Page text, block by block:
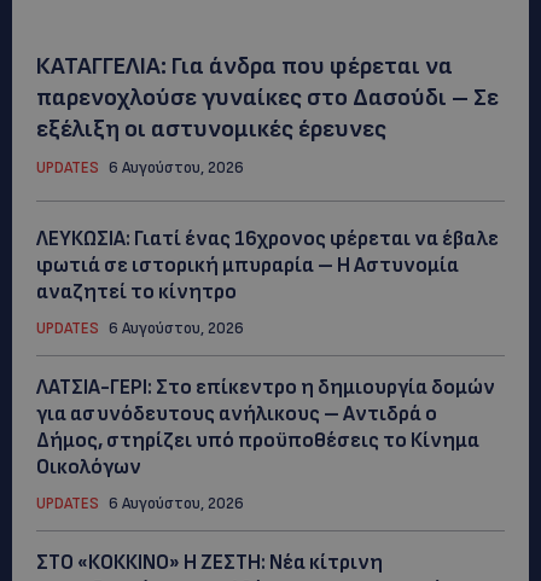
ΚΑΤΑΓΓΕΛΙΑ: Για άνδρα που φέρεται να
παρενοχλούσε γυναίκες στο Δασούδι – Σε
εξέλιξη οι αστυνομικές έρευνες
UPDATES 6 Αυγούστου, 2026
ΛΕΥΚΩΣΙΑ: Γιατί ένας 16χρονος φέρεται να έβαλε
φωτιά σε ιστορική μπυραρία – Η Αστυνομία
αναζητεί το κίνητρο
UPDATES 6 Αυγούστου, 2026
ΛΑΤΣΙΑ-ΓΕΡΙ: Στο επίκεντρο η δημιουργία δομών
για ασυνόδευτους ανήλικους – Αντιδρά ο
Δήμος, στηρίζει υπό προϋποθέσεις το Κίνημα
Οικολόγων
UPDATES 6 Αυγούστου, 2026
ΣΤΟ «ΚΟΚΚΙΝΟ» Η ΖΕΣΤΗ: Νέα κίτρινη